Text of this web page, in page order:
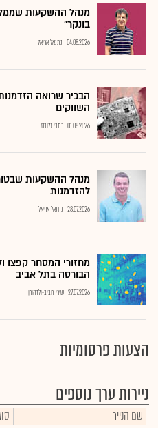
מנהל ההשקעות
בונקר"
04.08.2026 נתנאל אריאל
הבכיר שרואה
השווקים
01.08.2026 כתבי גלובס
מנהל ההשקעות
להזדמנות
28.07.2026 נתנאל אריאל
מחזורי המסחר קפצו
הבורסה בתל אביב
27.07.2026 שירי חביב-ולדהורן
הצעות פרסומיות
ניירות ערך נוספים
שם הנייר